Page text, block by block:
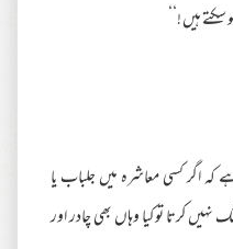
ہیں !‘‘
کہ اگر کسی معاشرہ میں جلباب یا
کرتا تو کیا وہاں بھی چادر اور